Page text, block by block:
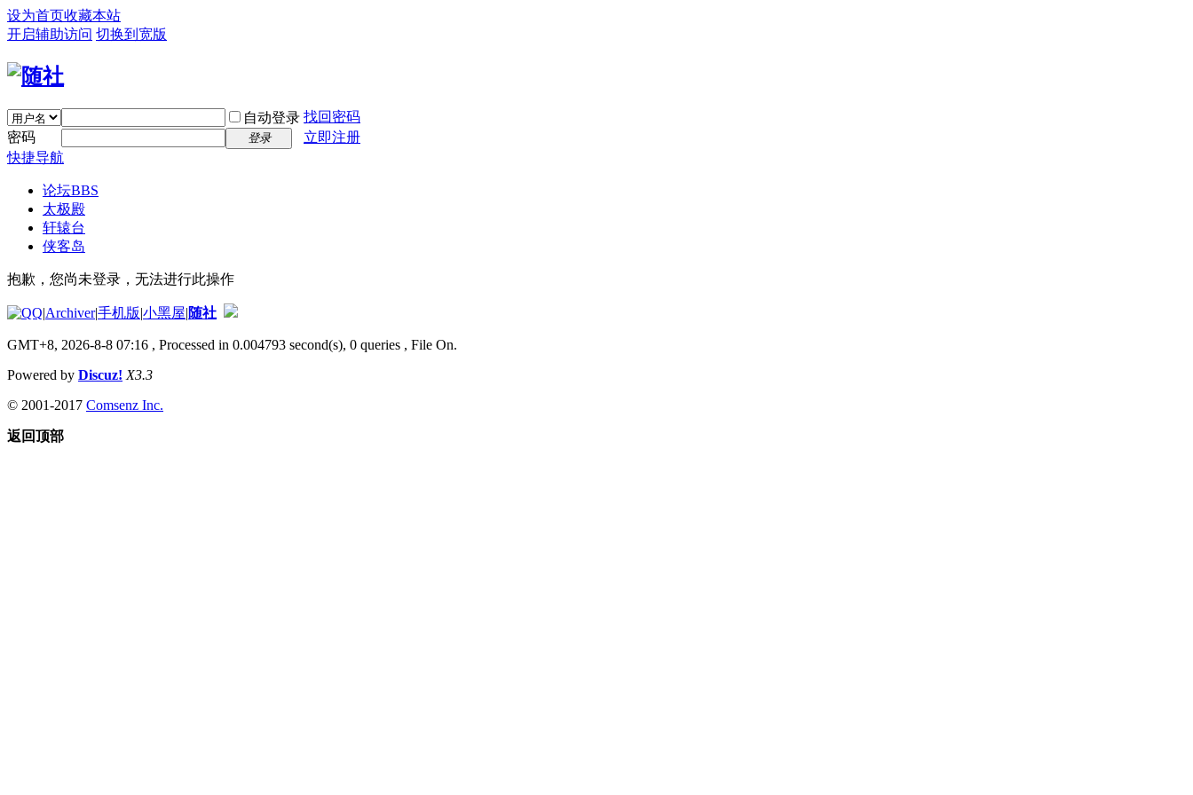
设为首页收藏本站
开启辅助访问 切换到宽版
自动登录 找回密码
密码
登录
立即注册
快捷导航
论坛BBS
太极殿
轩辕台
侠客岛
抱歉，您尚未登录，无法进行此操作
|Archiver|手机版|小黑屋|随社
GMT+8, 2026-8-8 07:16 , Processed in 0.004793 second(s), 0 queries , File On.
Powered by Discuz! X3.3
© 2001-2017 Comsenz Inc.
返回顶部